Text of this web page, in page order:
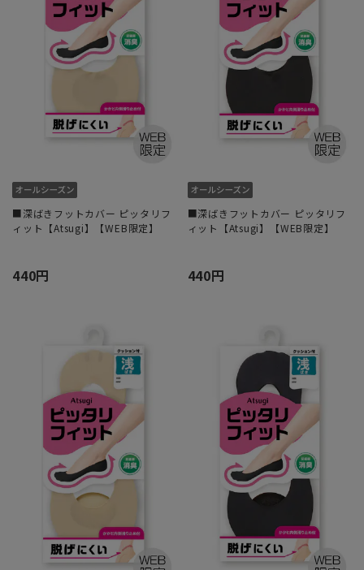
■深ばきフットカバー ピッタリフ
ィット【Atsugi】【WEB限定】
440円
■深ばきフットカバー ピッタリフ
ィット【Atsugi】【WEB限定】
440円